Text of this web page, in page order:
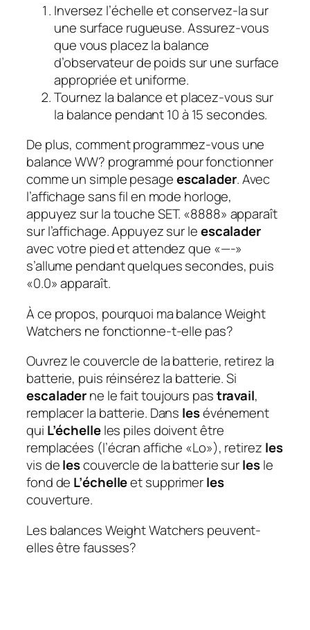
Inversez l’échelle et conservez-la sur
une surface rugueuse. Assurez-vous
que vous placez la balance
d’observateur de poids sur une surface
appropriée et uniforme.
Tournez la balance et placez-vous sur
la balance pendant 10 à 15 secondes.
De plus, comment programmez-vous une
balance WW? programmé pour fonctionner
comme un simple pesageescalader.Avec
l’affichage sans fil en mode horloge,
appuyez sur la touche SET. «8888» apparaît
sur l’affichage. Appuyez sur leescalader
avec votre pied et attendez que «—-»
s’allume pendant quelques secondes, puis
«0.0» apparaît.
À ce propos, pourquoi ma balance Weight
Watchers ne fonctionne-t-elle pas?
Ouvrez le couvercle de la batterie, retirez la
batterie, puis réinsérez la batterie. Si
escaladerne le fait toujours pastravail,
remplacer la batterie. Dans lesévénement
qui L’échelleles piles doivent être
remplacées (l’écran affiche «Lo»), retirez les
vis delescouvercle de la batterie surlesle
fond de L’échelleet supprimerles
couverture.
Les balances Weight Watchers peuvent-
elles être fausses?